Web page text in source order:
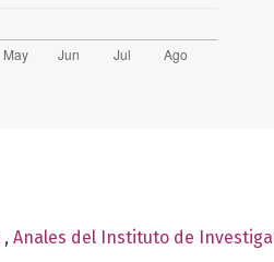
, Anales del Instituto de